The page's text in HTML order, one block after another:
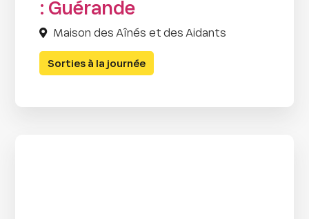
: Guérande
Maison des Aînés et des Aidants
Sorties à la journée